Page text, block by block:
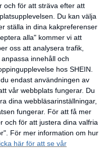
flata sandaler i flätad halm
och för att sträva efter att
Du kan välja
ställa in dina kakpreferenser
alla" kommer vi att
oss att analysera trafik,
innehåll och
hos SHEIN.
endast användningen av
vår webbplats fungerar. Du
dina webbläsarinställningar,
fungerar. För att få mer
och för att justera dina valfria
För mer information om hur
här för att se vår